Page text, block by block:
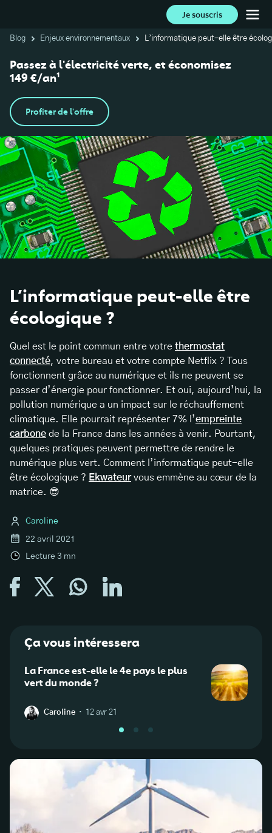
Je souscris
Blog Enjeux environnementaux L’informatique peut-elle être
Passez à l'électricité verte, et économisez
149 €/an¹
Profiter de l'offre
L’informatique peut-elle être
écologique ?
Quel est le point commun entre votre thermostat
connecté, votre bureau et votre compte Netflix ? Tous
fonctionnent grâce au numérique et ils ne peuvent se
passer d’énergie pour fonctionner. Et oui, aujourd’hui, la
pollution numérique a un impact sur le réchauffement
climatique. Elle pourrait représenter 7% l’empreinte
carbone de la France dans les années à venir. Pourtant,
quelques pratiques peuvent permettre de rendre le
numérique plus vert. Comment l’informatique peut-elle
être écologique ? Ekwateurvous emmène au cœur de la
matrice. 😎
Caroline
22 avril 2021
Lecture 3 mn
Ça vous intéressera
La France est-elle le 4e pays le plus
vert du monde ?
Caroline · 12 avr 21